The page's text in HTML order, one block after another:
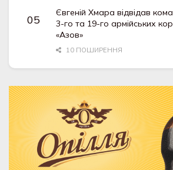
Євгеній Хмара відвідав
3-го та 19-го армійських
«Азов»
10 ПОШИРЕННЯ